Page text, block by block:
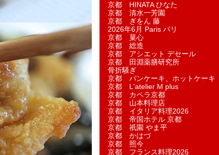
京都 HINATA ひなた
京都 清水一芳園
京都 ぎをん 藤
2026年6月 Paris パリ
京都 菓​心
京都 総造
京都 アシエット デセール
京都 田淵薬膳研究所
骨折騒ぎ
京都 パンケーキ、ホットケーキ
京都 L'atelier M plus
京都 カペラ京都
京都 山本料理店
京都 イタリア料理2026
京都 帝国ホテル 京都
京都 祇園 やま平
京都 かはづ
京都 照今
京都 フランス料理2026